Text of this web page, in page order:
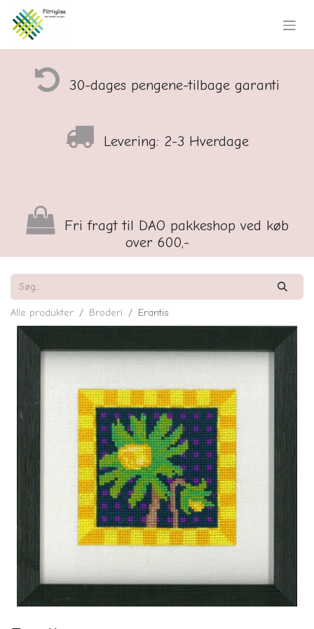
30-dages pengene-tilbage garanti
Levering: 2-3 Hverdage
Fri fragt til DAO pakkeshop ved køb
over 600,-
Alle produkter Broderi Erantis